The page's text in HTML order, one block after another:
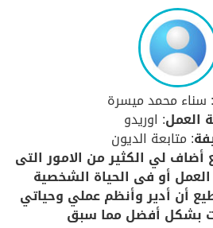
: سناء محمد ميسرة
العمل: اوريدو
: متابعة الديون
أضاف لي الكثير من الامور التى
أو فى الحياة الشخصية
أن أدير وأنظم عملي وحياتي
بشكل أفضل مما سبق